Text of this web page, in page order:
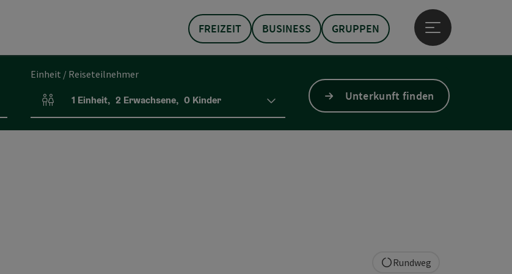
FREIZEIT BUSINESS GRUPPEN
Hauptmenü öffnen
Einheit / Reiseteilnehmer
Einheitenanzahl und Personenfelder
1 Einheit, 2 Erwachsene, 0 Kinder Unterkunft finden
Rundweg